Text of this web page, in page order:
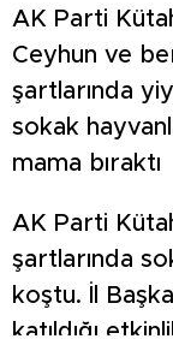
AK Parti
Ceyhun ve
şartlarında
sokak
mama bıraktı
AK Parti
şartlarında
koştu. İl
katıldığı